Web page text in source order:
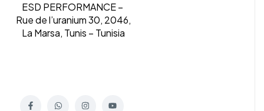
ESD PERFORMANCE –
Rue de l’uranium 30, 2046,
La Marsa, Tunis – Tunisia